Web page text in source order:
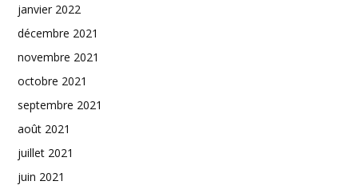
janvier 2022
décembre 2021
novembre 2021
octobre 2021
septembre 2021
août 2021
juillet 2021
juin 2021